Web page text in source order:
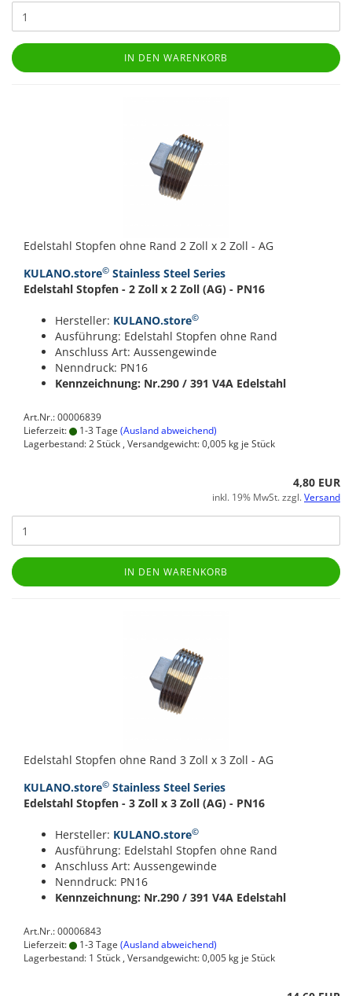
IN DEN WARENKORB
Edelstahl Stopfen ohne Rand 2 Zoll x 2 Zoll - AG
KULANO.store© Stainless Steel Series
Edelstahl Stopfen - 2 Zoll x 2 Zoll (AG) - PN16
Hersteller: KULANO.store©
Ausführung: Edelstahl Stopfen ohne Rand
Anschluss Art: Aussengewinde
Nenndruck: PN16
Kennzeichnung: Nr.290 / 391 V4A Edelstahl
Art.Nr.: 00006839
Lieferzeit:
1-3 Tage (Ausland abweichend)
Lagerbestand: 2 Stück , Versandgewicht:0,005 kg je Stück
4,80 EUR
inkl. 19% MwSt. zzgl.Versand
IN DEN WARENKORB
Edelstahl Stopfen ohne Rand 3 Zoll x 3 Zoll - AG
KULANO.store© Stainless Steel Series
Edelstahl Stopfen - 3 Zoll x 3 Zoll (AG) - PN16
Hersteller: KULANO.store©
Ausführung: Edelstahl Stopfen ohne Rand
Anschluss Art: Aussengewinde
Nenndruck: PN16
Kennzeichnung: Nr.290 / 391 V4A Edelstahl
Art.Nr.: 00006843
Lieferzeit:
1-3 Tage (Ausland abweichend)
Lagerbestand: 1 Stück , Versandgewicht:0,005 kg je Stück